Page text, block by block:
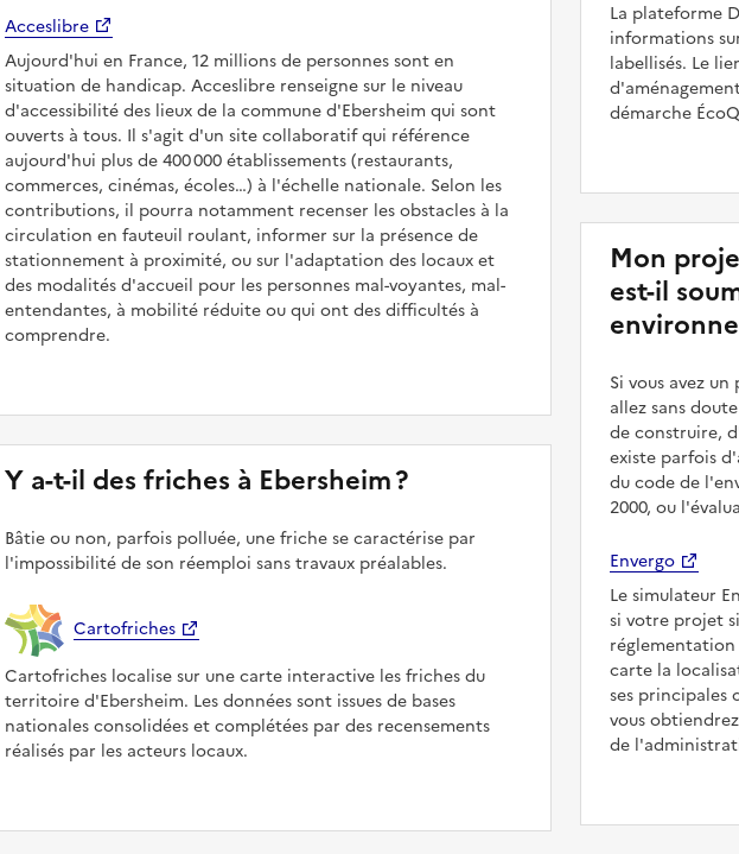
Acceslibre
Aujourd'hui en France, 12 millions de personnes sont en
situation de handicap. Acceslibre renseigne sur le niveau
d'accessibilité des lieux de la commune d'Ebersheim qui sont
ouverts à tous. Il s'agit d'un site collaboratif qui référence
aujourd'hui plus de 400 000 établissements (restaurants,
commerces, cinémas, écoles…) à l'échelle nationale. Selon les
contributions, il pourra notamment recenser les obstacles à la
circulation en fauteuil roulant, informer sur la présence de
stationnement à proximité, ou sur l'adaptation des locaux et
des modalités d'accueil pour les personnes mal-voyantes, mal-
entendantes, à mobilité réduite ou qui ont des difficultés à
comprendre.
Y a-t-il des friches à Ebersheim ?
Bâtie ou non, parfois polluée, une friche se caractérise par
l'impossibilité de son réemploi sans travaux préalables.
Cartofriches
Cartofriches localise sur une carte interactive les friches du
territoire d'Ebersheim. Les données sont issues de bases
nationales consolidées et complétées par des recensements
réalisés par les acteurs locaux.
La plateforme
informations
labellisés. Le
démarche
Mon
est-il
Si vous avez
allez sans
de construire,
existe parfois
du code de
2000, ou
Envergo
Le simulateur
si votre projet
carte la
ses principales
vous
de